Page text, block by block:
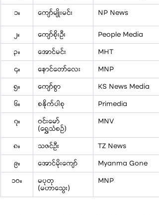
၁။ ကျော်မျိုးမင်း NP News
၂။ ကျော်စိုးဦး
People Media
၃။
အောင်မင်း
MHT
၄။
နောင်တော်လေး
MNP
၅။
ကျော်စွာ
KS News Media
၆။
စနိုက်ပါစု
Primedia
၇။
ဝင်းမော်
(ရွှေသံစဉ်)
MNV
၈။ သဇင်ဦး
TZ News
၉။
အောင်မိုးကျော်
Myanma Gone
၁၀။
မပုတု
(မဟာသွေး)
MNP